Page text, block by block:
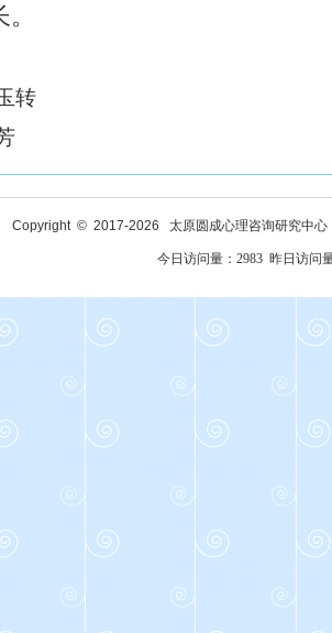
转
Copyright © 2017-2026 太原圆成心理咨询研究中
今日访问量： 2983 昨日访问